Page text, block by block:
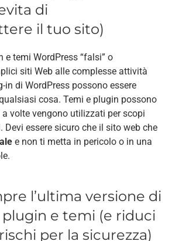
di
il tuo sito)
e temi WordPress “falsi” o
siti Web alle complesse attività
in di WordPress possono essere
cosa. Temi e plugin possono
volte vengono utilizzati per scopi
essere sicuro che il sito web che
e non ti metta in pericolo o in una
l’ultima versione di
plugin e temi (e riduci
per la sicurezza)